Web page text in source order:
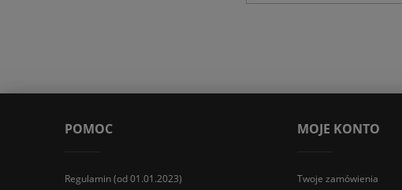
POMOC
Regulamin (od 01.01.2023)
MOJE KONTO
Twoje zamówienia